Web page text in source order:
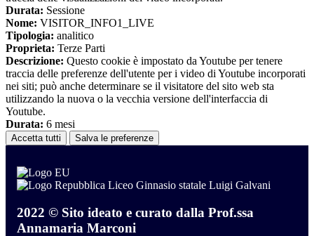
Durata: Sessione
Nome: VISITOR_INFO1_LIVE
Tipologia: analitico
Proprieta: Terze Parti
Descrizione: Questo cookie è impostato da Youtube per tenere
traccia delle preferenze dell'utente per i video di Youtube incorporati
nei siti; può anche determinare se il visitatore del sito web sta
utilizzando la nuova o la vecchia versione dell'interfaccia di
Youtube.
Durata: 6 mesi
Accetta tutti Salva le preferenze
Liceo Ginnasio statale Luigi Galvani
2022 © Sito ideato e curato dalla Prof.ssa
Annamaria Marconi